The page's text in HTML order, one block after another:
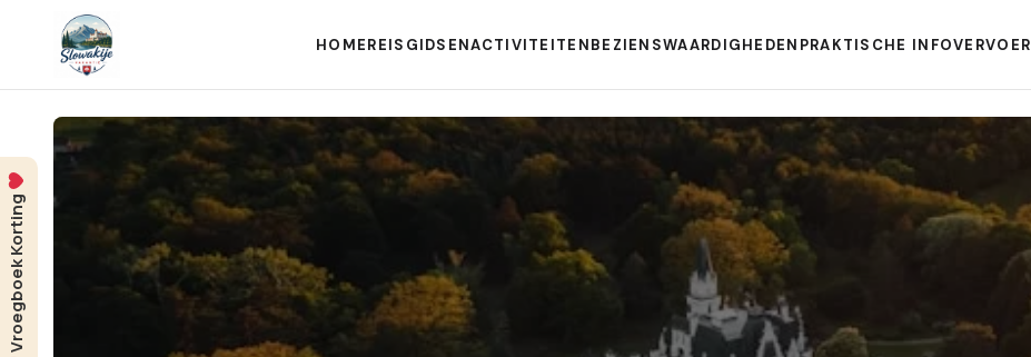
HOMEREISGIDSENACTIVITEITENBEZIENSWAARDIGHEDEN PRAKTISCHE INFOVERVOER
Vroegboek Korting